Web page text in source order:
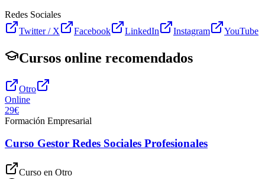
Redes Sociales
Twitter / X
Facebook LinkedIn Instagram YouTube
Cursos online recomendados
Otro
Online
29€
Formación Empresarial
Curso Gestor Redes Sociales Profesionales
Curso en Otro